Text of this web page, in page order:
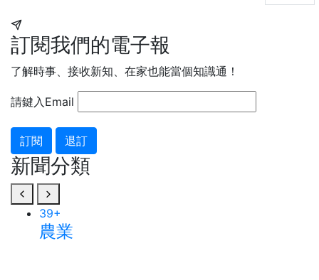
訂閱我們的電子報
了解時事、接收新知、在家也能當個知識通！
請鍵入Email
訂閱 退訂
新聞分類
39+
農業